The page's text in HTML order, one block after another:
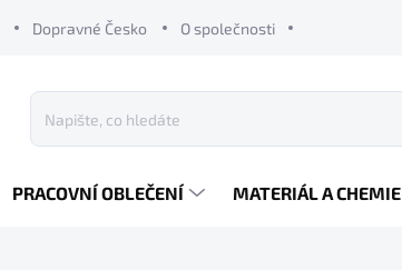
Dopravné Česko O společnosti
PRACOVNÍ OBLEČENÍ MATERIÁL A CHEMIE